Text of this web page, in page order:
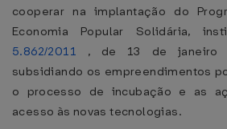
cooperar na implantação do
Economia Popular Solidária,
5.862/2011 , de 13 de janeiro
subsidiando os empreendimentos
o processo de incubação e as
acesso às novas tecnologias.